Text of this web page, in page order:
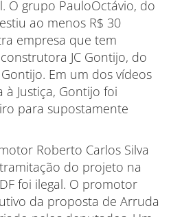
O grupo PauloOctávio, do
ao menos R$ 30
empresa que tem
JC Gontijo, do
Em um dos vídeos
Justiça, Gontijo foi
para supostamente
Roberto Carlos Silva
do projeto na
foi ilegal. O promotor
da proposta de Arruda